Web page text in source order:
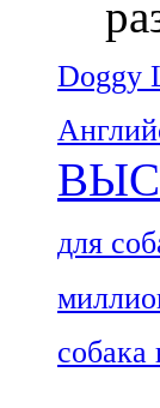
Doggy
для
собака